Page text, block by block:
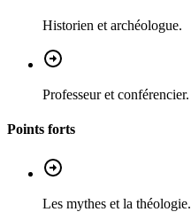
Historien et archéologue.
Professeur et conférencier.
Points forts
Les mythes et la théologie.